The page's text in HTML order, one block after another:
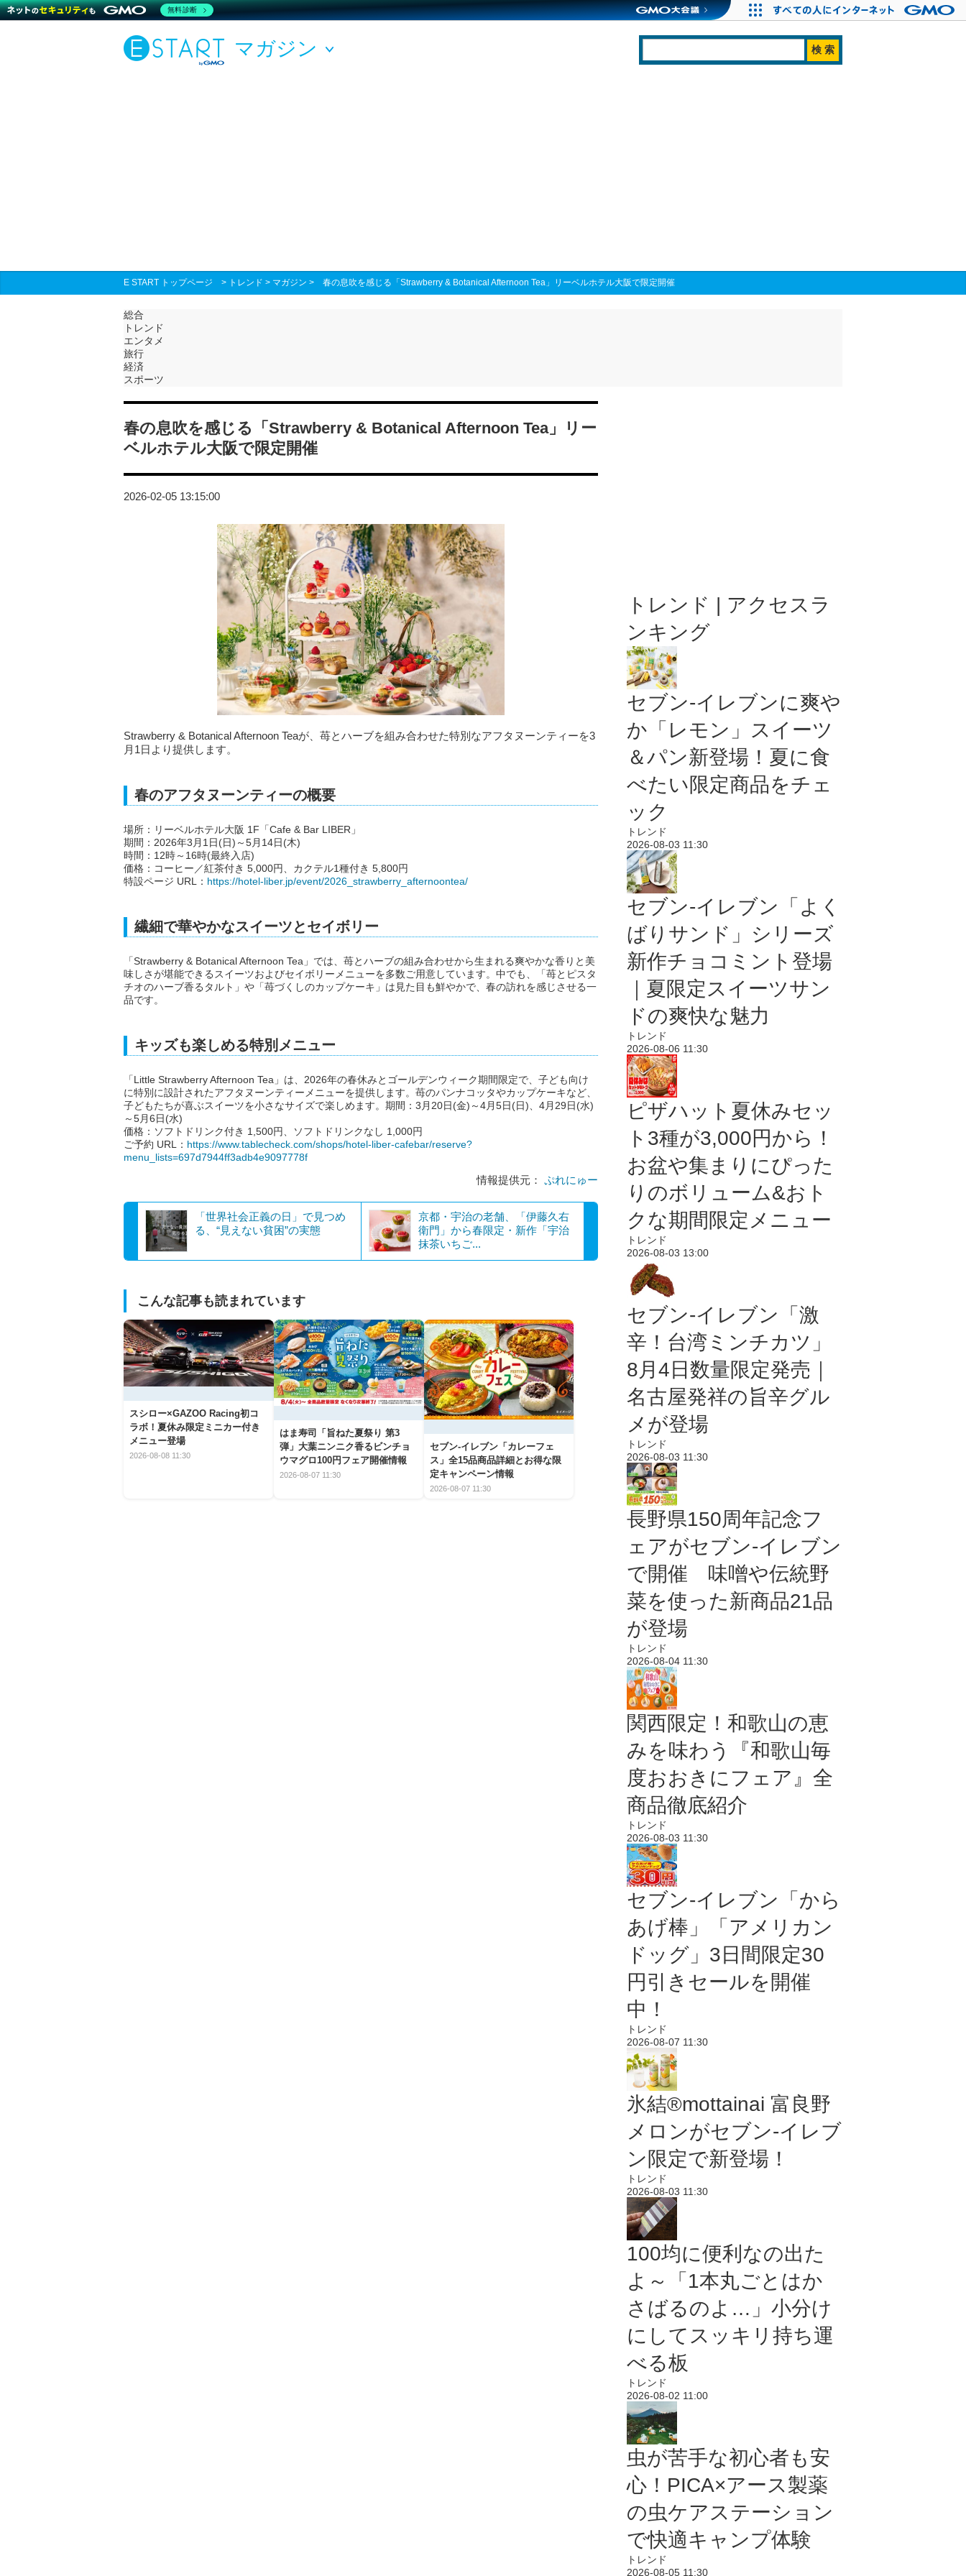
マガジン
E START トップページ > トレンド > マガジン > 春の息吹を感じる「Strawberry & Botanical Afternoon Tea」リーベルホテル大阪で限定開催
総合
トレンド
エンタメ
旅行
経済
スポーツ
春の息吹を感じる「Strawberry & Botanical Afternoon Tea」リー
ベルホテル大阪で限定開催
2026-02-05 13:15:00
Strawberry & Botanical Afternoon Teaが、苺とハーブを組み合わせた特別なアフタヌーンティーを3
月1日より提供します。
春のアフタヌーンティーの概要
場所：リーベルホテル大阪 1F「Cafe & Bar LIBER」
期間：2026年3月1日(日)～5月14日(木)
時間：12時～16時(最終入店)
価格：コーヒー／紅茶付き 5,000円、カクテル1種付き 5,800円
特設ページ URL： https://hotel-liber.jp/event/2026_strawberry_afternoontea/
繊細で華やかなスイーツとセイボリー
「Strawberry & Botanical Afternoon Tea」では、苺とハーブの組み合わせから生まれる爽やかな香りと美
味しさが堪能できるスイーツおよびセイボリーメニューを多数ご用意しています。中でも、「苺とピスタ
チオのハーブ香るタルト」や「苺づくしのカップケーキ」は見た目も鮮やかで、春の訪れを感じさせる一
品です。
キッズも楽しめる特別メニュー
「Little Strawberry Afternoon Tea」は、2026年の春休みとゴールデンウィーク期間限定で、子ども向け
に特別に設計されたアフタヌーンティーメニューを提供します。苺のパンナコッタやカップケーキなど、
子どもたちが喜ぶスイーツを小さなサイズで楽しめます。期間：3月20日(金)～4月5日(日)、4月29日(水)
～5月6日(水)
価格：ソフトドリンク付き 1,500円、ソフトドリンクなし 1,000円
ご予約 URL： https://www.tablecheck.com/shops/hotel-liber-cafebar/reserve?
menu_lists=697d7944ff3adb4e9097778f
情報提供元： ぷれにゅー
「世界社会正義の日」で見つめ
る、“見えない貧困”の実態
京都・宇治の老舗、「伊藤久右
衛門」から春限定・新作「宇治
抹茶いちご...
こんな記事も読まれています
スシロー×GAZOO Racing初コ
ラボ！夏休み限定ミニカー付き
メニュー登場
2026-08-08 11:30
はま寿司「旨ねた夏祭り 第3
弾」大葉ニンニク香るビンチョ
ウマグロ100円フェア開催情報
2026-08-07 11:30
セブン‐イレブン「カレーフェ
ス」全15品商品詳細とお得な限
定キャンペーン情報
2026-08-07 11:30
トレンド | アクセスラ
ンキング
セブン‐イレブンに爽や
か「レモン」スイーツ
＆パン新登場！夏に食
べたい限定商品をチェ
ック
トレンド
2026-08-03 11:30
セブン‐イレブン「よく
ばりサンド」シリーズ
新作チョコミント登場
｜夏限定スイーツサン
ドの爽快な魅力
トレンド
2026-08-06 11:30
ピザハット夏休みセッ
ト3種が3,000円から！
お盆や集まりにぴった
りのボリューム&おト
クな期間限定メニュー
トレンド
2026-08-03 13:00
セブン-イレブン「激
辛！台湾ミンチカツ」
8月4日数量限定発売｜
名古屋発祥の旨辛グル
メが登場
トレンド
2026-08-03 11:30
長野県150周年記念フ
ェアがセブン-イレブン
で開催 味噌や伝統野
菜を使った新商品21品
が登場
トレンド
2026-08-04 11:30
関西限定！和歌山の恵
みを味わう『和歌山毎
度おおきにフェア』全
商品徹底紹介
トレンド
2026-08-03 11:30
セブン‐イレブン「から
あげ棒」「アメリカン
ドッグ」3日間限定30
円引きセールを開催
中！
トレンド
2026-08-07 11:30
氷結®mottainai 富良野
メロンがセブン‐イレブ
ン限定で新登場！
トレンド
2026-08-03 11:30
100均に便利なの出た
よ～「1本丸ごとはか
さばるのよ…」小分け
にしてスッキリ持ち運
べる板
トレンド
2026-08-02 11:00
虫が苦手な初心者も安
心！PICA×アース製薬
の虫ケアステーション
で快適キャンプ体験
トレンド
2026-08-05 11:30
無料診断